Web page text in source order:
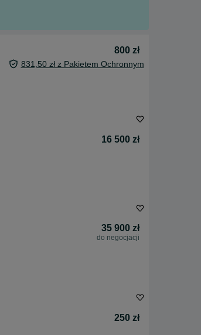
800 zł
831,50 zł z Pakietem Ochronnym
16 500 zł
35 900 zł
do negocjacji
250 zł